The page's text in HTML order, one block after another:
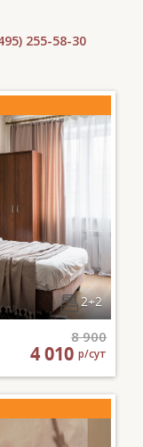
255-58-30
2+2
8 900
4 010р/сут